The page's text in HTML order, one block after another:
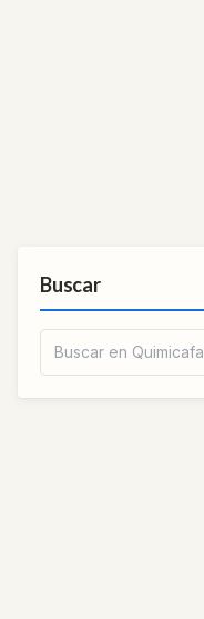
Buscar